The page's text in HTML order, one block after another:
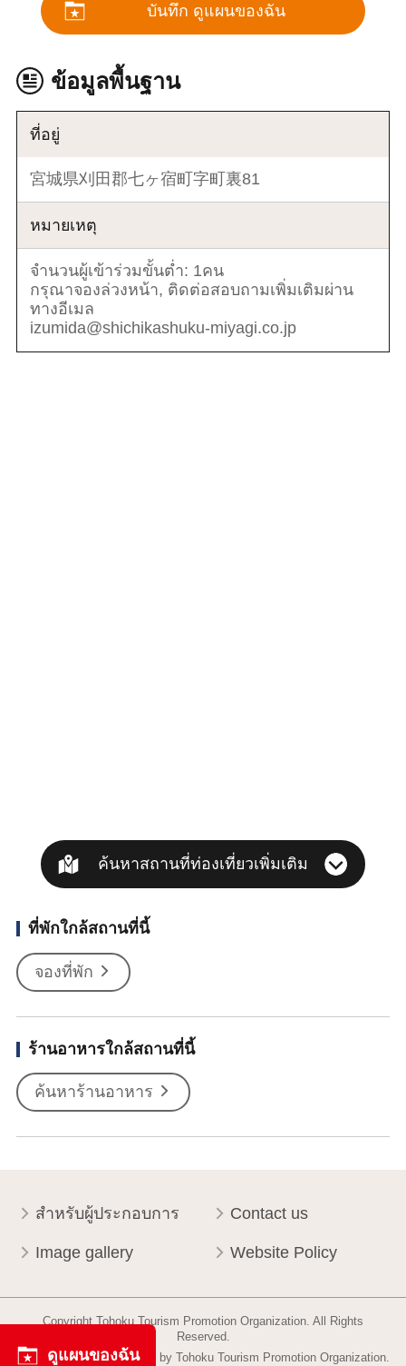
บันทึก ดูแผนของฉัน
ข้อมูลพื้นฐาน
ที่อยู่
宮城県刈田郡七ヶ宿町字町裏81
หมายเหตุ
จำนวนผู้เข้าร่วมขั้นต่ำ: 1คน
กรุณาจองล่วงหน้า, ติดต่อสอบถามเพิ่มเติมผ่าน
ทางอีเมล
izumida@shichikashuku-miyagi.co.jp
ค้นหาสถานที่ท่องเที่ยวเพิ่มเติม
ที่พักใกล้สถานที่นี้
จองที่พัก
ร้านอาหารใกล้สถานที่นี้
ค้นหาร้านอาหาร
สำหรับผู้ประกอบการ Contact us
Image gallery Website Policy
Copyright Tohoku Tourism Promotion Organization. All Rights
Reserved.
This website is maintained by Tohoku Tourism Promotion Organization.
ดูแผนของฉัน